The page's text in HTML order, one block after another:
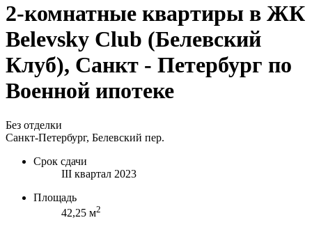
2-комнатные квартиры в ЖК
Belevsky Club (Белевский
Клуб), Санкт - Петербург по
Военной ипотеке
Без отделки
Санкт-Петербург, Белевский пер.
Срок сдачи
III квартал 2023
Площадь
42,25 м2